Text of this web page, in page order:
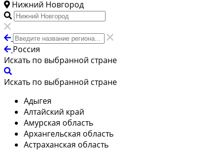
Нижний Новгород
Россия
Искать по выбранной стране
Искать по выбранной стране
Адыгея
Алтайский край
Амурская область
Архангельская область
Астраханская область